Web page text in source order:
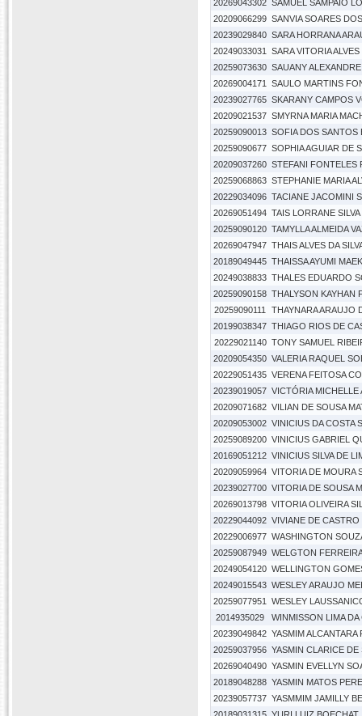
20269043302 SAMUEL SAMPAIO
20209066299 SANVIA SOARES
20239029840 SARA HORRANA
20249033031
SARA VITORIA
20259073630 SAUANY
20269004171
SAULO MARTINS
20239027765 SKARANY CAMPOS
20209021537 SMYRNA MARIA
20259090013 SOFIA DOS SANTOS
20259090677 SOPHIA AGUIAR DE
20209037260 STEFANI FONTELES
20259068863 STEPHANIE MARIA
20229034096 TACIANE JACOMINI
20269051494 TAIS LORRANE
20259090120 TAMYLLA ALMEIDA
20269047947 THAIS ALVES DA
20189049445 THAISSA AYUMI
20249038833 THALES EDUARDO
20259090158 THALYSON KAYHAN
20259090111
THAYNARA ARAUJO
20199038347 THIAGO RIOS DE
20229021140 TONY SAMUEL
20209054350 VALERIA RAQUEL
20229051435 VERENA FEITOSA
20239019057 VICTÓRIA MICHELLE
20209071682 VILIAN DE SOUSA
20209053002 VINICIUS DA COSTA
20259089200 VINICIUS GABRIEL
20169051212 VINICIUS SILVA DE
20209059964 VITORIA DE MOURA
20239027700 VITORIA DE SOUSA
20269013798 VITORIA OLIVEIRA
20229044092 VIVIANE DE
20229006977 WASHINGTON
20259087949 WELGTON
20249054120 WELLINGTON
20249015543 WESLEY ARAUJO
20259077951
WESLEY
2014935029
WINMISSON LIMA DA
20239049842 YASMIM ALCANTARA
20259037956 YASMIN CLARICE DE
20269040490 YASMIN EVELLYN
20189048288 YASMIN MATOS
20239057737 YASMMIM JAMILLY